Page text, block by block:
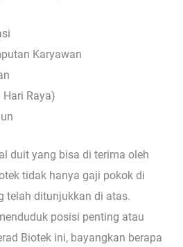
Karyawan
Raya)
duit yang bisa di terima oleh
tidak hanya gaji pokok di
telah ditunjukkan di atas.
posisi penting atau
Biotek ini, bayangkan berapa